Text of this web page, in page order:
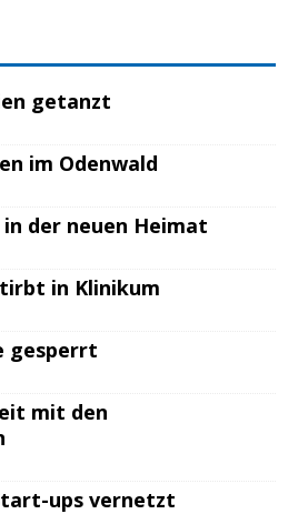
getanzt
im Odenwald
der neuen Heimat
in Klinikum
gesperrt
mit den
ups vernetzt